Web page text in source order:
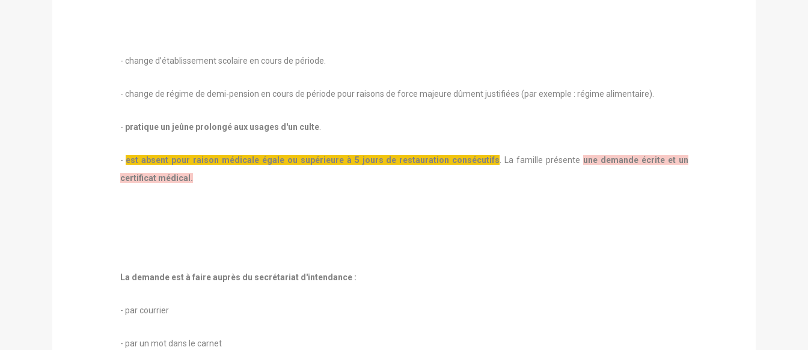
- change d’établissement scolaire en cours de période.
- change de régime de demi-pension en cours de période pour raisons de force majeure dûment justifiées (par exemple : régime alimentaire).
- pratique un jeûne prolongé aux usages d'un culte.
- est absent pour raison médicale égale ou supérieure à 5 jours de restauration consécutifs . La famille présente une demande écrite et un
certificat médical.
La demande est à faire auprès du secrétariat d'intendance :
- par courrier
- par un mot dans le carnet